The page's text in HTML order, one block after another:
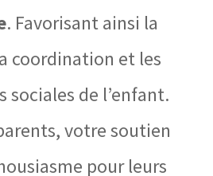
. Favorisant ainsi la
coordination et les
sociales de l’enfant.
votre soutien
pour leurs